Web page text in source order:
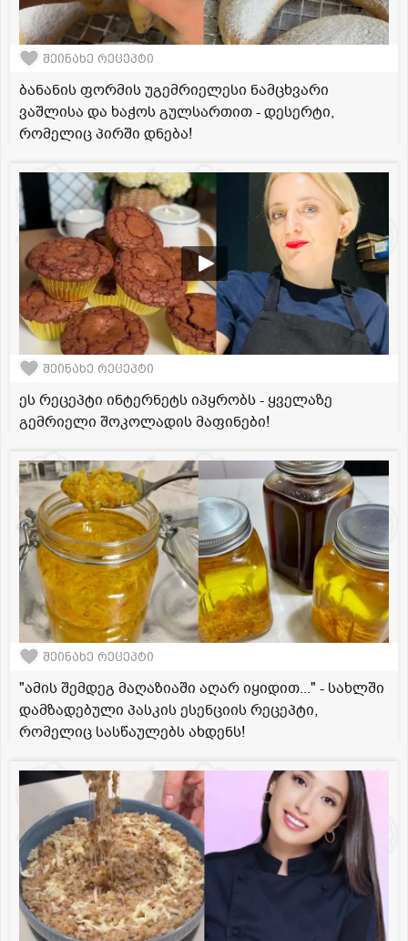
შეინახე რეცეპტი
ბანანის ფორმის უგემრიელესი ნამცხვარი
ვაშლისა და ხაჭოს გულსართით - დესერტი,
რომელიც პირში დნება!
შეინახე რეცეპტი
ეს რეცეპტი ინტერნეტს იპყრობს - ყველაზე
გემრიელი შოკოლადის მაფინები!
შეინახე რეცეპტი
"ამის შემდეგ მაღაზიაში აღარ იყიდით..." - სახლში
დამზადებული პასკის ესენციის რეცეპტი,
რომელიც სასწაულებს ახდენს!